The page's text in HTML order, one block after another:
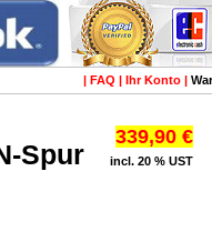
| FAQ | Ihr Konto|
Spur
339,90 €
incl. 20 % UST